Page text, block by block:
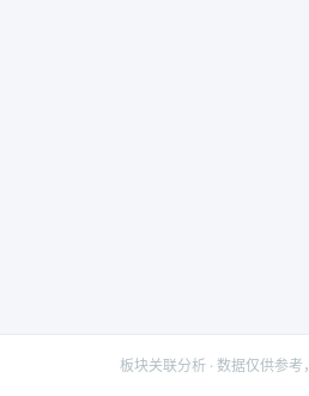
板块关联分析 · 数据仅供参